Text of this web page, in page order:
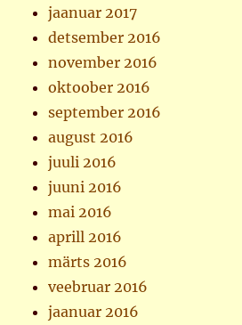
jaanuar 2017
detsember 2016
november 2016
oktoober 2016
september 2016
august 2016
juuli 2016
juuni 2016
mai 2016
aprill 2016
märts 2016
veebruar 2016
jaanuar 2016